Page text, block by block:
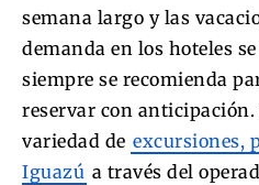
semana largo y las
demanda en los hoteles
siempre se recomienda
reservar con
variedad de excursiones,
Iguazú a través del